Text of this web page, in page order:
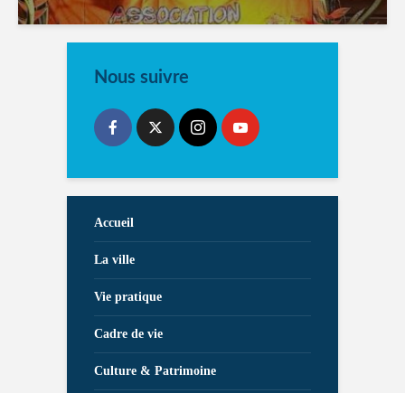
Nous suivre
Accueil
La ville
Vie pratique
Cadre de vie
Culture & Patrimoine